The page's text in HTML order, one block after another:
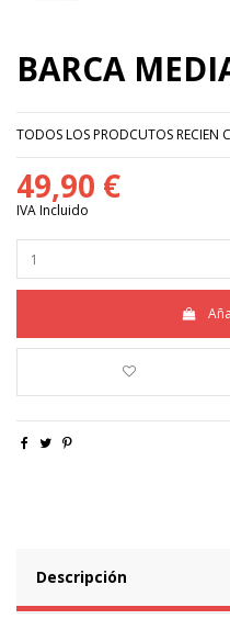
BARCA
TODOS LOS PRODCUTOS RECIEN
49,90 €
IVA Incluido
Descripción